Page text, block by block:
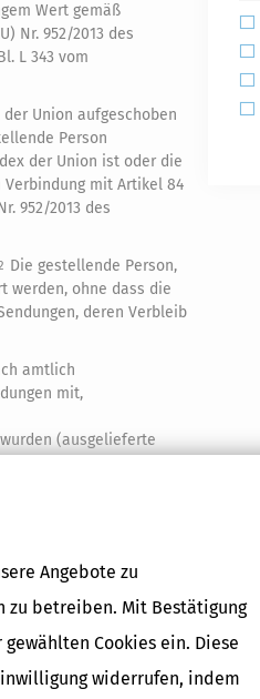
Angebote zu
zu betreiben. Mit Bestätigung
Cookies ein. Diese
widerrufen, indem
Wert gemäß
Nr. 952/2013 des
L 343 vom
Union aufgeschoben
Person
der Union ist oder die
mit Artikel 84
952/2013 des
Die gestellende Person,
werden, ohne dass die
deren Verbleib
amtlich
mit,
(ausgelieferte
zum Ende des
der gestellenden Person